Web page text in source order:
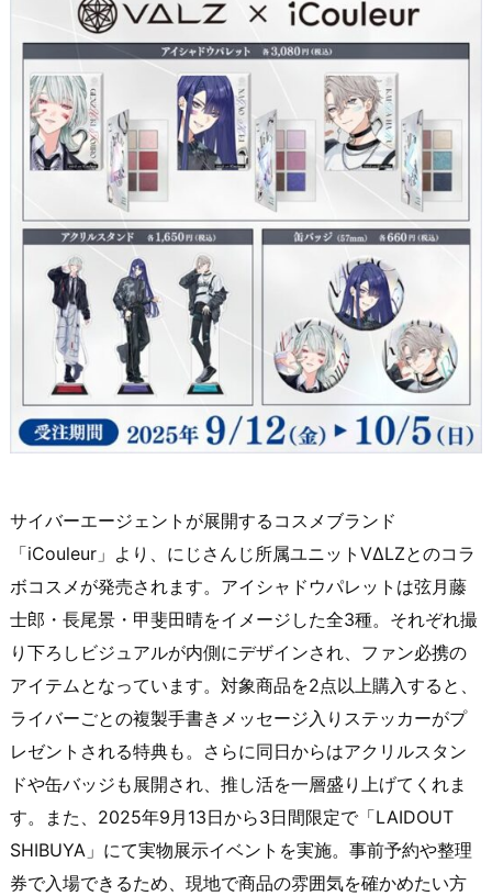
サイバーエージェントが展開するコスメブランド
「iCouleur」より、にじさんじ所属ユニットVΔLZとのコラ
ボコスメが発売されます。アイシャドウパレットは弦月藤
士郎・長尾景・甲斐田晴をイメージした全3種。それぞれ撮
り下ろしビジュアルが内側にデザインされ、ファン必携の
アイテムとなっています。対象商品を2点以上購入すると、
ライバーごとの複製手書きメッセージ入りステッカーがプ
レゼントされる特典も。さらに同日からはアクリルスタン
ドや缶バッジも展開され、推し活を一層盛り上げてくれま
す。また、2025年9月13日から3日間限定で「LAIDOUT
SHIBUYA」にて実物展示イベントを実施。事前予約や整理
券で入場できるため、現地で商品の雰囲気を確かめたい方